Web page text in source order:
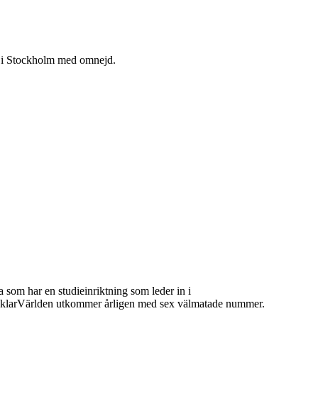
Stockholm med omnejd.
som har en studieinriktning som leder in i
utkommer årligen med sex välmatade nummer.